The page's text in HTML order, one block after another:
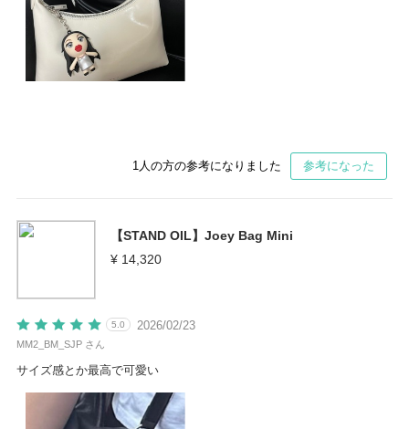
1 人の方の参考になりました 参考になった
【STAND OIL】Joey Bag Mini
¥ 14,320
2026/02/23
5.0
MM2_BM_SJP さん
サイズ感とか最高で可愛い